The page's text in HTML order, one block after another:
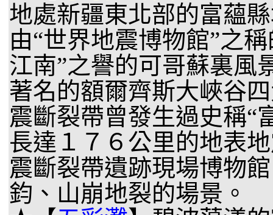
地處新疆東北部的富蘊
由“世界地震博物館”之
江南”之譽的可哥蘇裏風
著名的額爾齊斯大峽谷
震斷裂帶曾發生過史稱“
長達１７６公里的地表
震斷裂帶遺跡現場博物
鈞、山崩地裂的場景。